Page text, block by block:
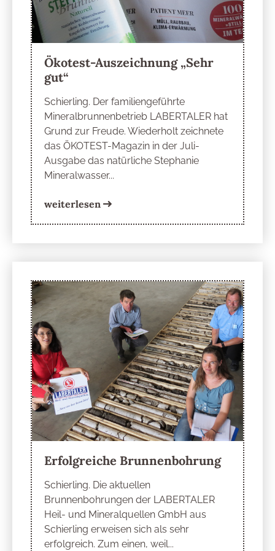
Ökotest-Auszeichnung „Sehr
gut“
Schierling. Der familiengeführte
Mineralbrunnenbetrieb LABERTALER hat
Grund zur Freude. Wiederholt zeichnete
das ÖKOTEST-Magazin in der Juli-
Ausgabe das natürliche Stephanie
Mineralwasser...
weiterlesen
Erfolgreiche Brunnenbohrung
Schierling. Die aktuellen
Brunnenbohrungen der LABERTALER
Heil- und Mineralquellen GmbH aus
Schierling erweisen sich als sehr
erfolgreich. Zum einen, weil...